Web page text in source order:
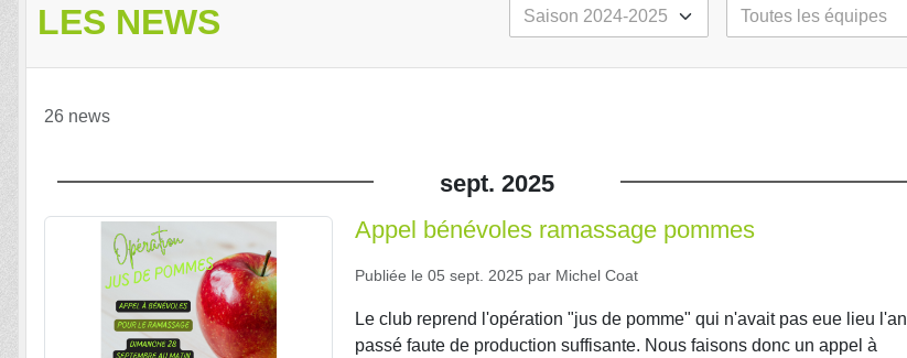
LES NEWS
26 news
sept. 2025
Appel bénévoles ramassage pommes
Publiée le 05 sept. 2025 par Michel Coat
Le club reprend l'opération "jus de pomme" qui n'avait pas eue lieu l'an
passé faute de production suffisante. Nous faisons donc un appel à